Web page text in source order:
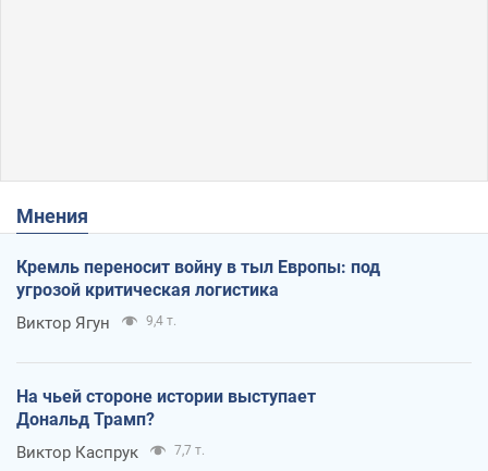
Мнения
Кремль переносит войну в тыл Европы: под
угрозой критическая логистика
Виктор Ягун 9,4 т.
На чьей стороне истории выступает
Дональд Трамп?
Виктор Каспрук 7,7 т.